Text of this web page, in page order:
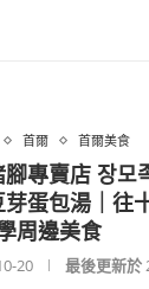
首爾 首爾美食
腳專賣店 장모
蛋包湯｜往
周邊美食
20 最後更新於